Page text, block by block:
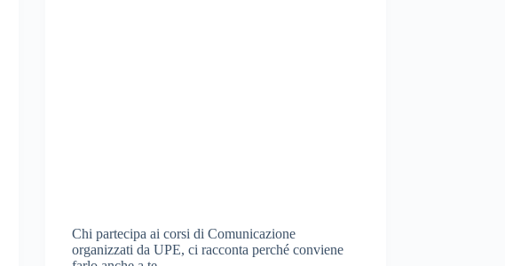
Chi partecipa ai corsi di Comunicazione
organizzati da UPE, ci racconta perché conviene